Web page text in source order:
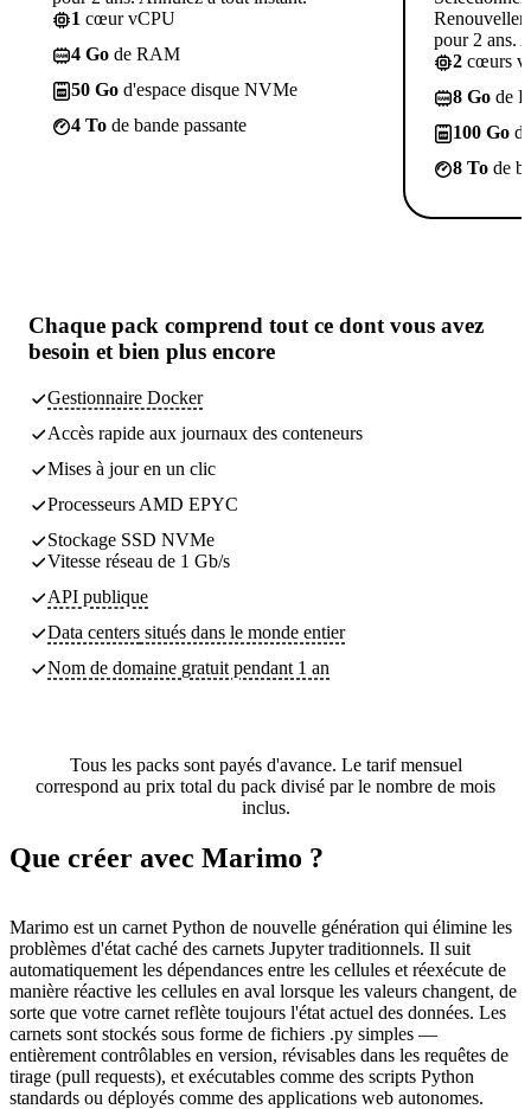
1 cœur vCPU
4 Go de RAM
50 Go d'espace disque NVMe
4 To de bande passante
pour 2 ans.
2 cœurs
8 Go de
100 Go
8 To de
Chaque pack comprend tout ce dont vous avez
besoin et bien plus encore
Gestionnaire Docker
Accès rapide aux journaux des conteneurs
Mises à jour en un clic
Processeurs AMD EPYC
Stockage SSD NVMe
Vitesse réseau de 1 Gb/s
API publique
Data centers situés dans le monde entier
Nom de domaine gratuit pendant 1 an
Tous les packs sont payés d'avance. Le tarif mensuel
correspond au prix total du pack divisé par le nombre de mois
inclus.
Que créer avec Marimo ?
Marimo est un carnet Python de nouvelle génération qui élimine les
problèmes d'état caché des carnets Jupyter traditionnels. Il suit
automatiquement les dépendances entre les cellules et réexécute de
manière réactive les cellules en aval lorsque les valeurs changent, de
sorte que votre carnet reflète toujours l'état actuel des données. Les
carnets sont stockés sous forme de fichiers .py simples —
entièrement contrôlables en version, révisables dans les requêtes de
tirage (pull requests), et exécutables comme des scripts Python
standards ou déployés comme des applications web autonomes.